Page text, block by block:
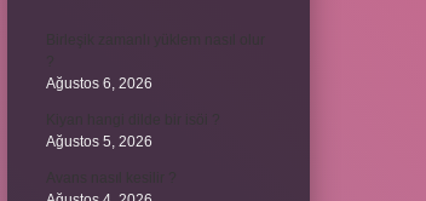
Ağustos 6, 2026
Ağustos 5, 2026